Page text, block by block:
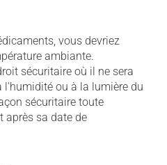
vous devriez
ambiante.
sécuritaire où il ne sera
l'humidité ou à la lumière du
sécuritaire toute
après sa date de